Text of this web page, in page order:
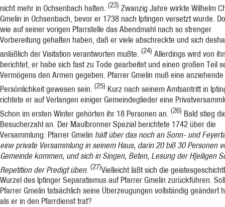
nicht mehr in Ochsenbach halten. (23) Zwanzig Jahre wirkte Wilhelm
Gmelin in Ochsenbach, bevor er 1738 nach Ip­tingen versetzt wurde.
wie auf seiner vorigen Pfarrstelle das Abendmahl nach so strenger
Vorbereitung gehalten haben, daß er viele abschreckte und sich
anläßlich der Visitation verantworten mußte. (24) Allerdings wird von
berichtet, er habe sich fast zu Tode gearbeitet und einen großen Teil
Vermögens den Armen gegeben. Pfarrer Gmelin muß eine anziehende
Persönlichkeit gewesen sein. (25) Kurz nach seinem Amtsantritt in
richtete er auf Verlangen einiger Gemeindeglieder eine
Schon im ersten Winter gehörten ihr 18 Personen an. (26) Bald stieg
Besucherzahl an. Der Maulbronner Spezial berichtete 1742 über die
Versammlung: Pfarrer Gmelin hält über das noch an Sonn- und
eine private Versammlung in seinem Haus, darin 20 biß 30 Personen
Gemeinde kommen, und sich in Singen, Beten, Lesung der H[eiligen
Repetition der Predigt üben. (27)Vielleicht läßt sich die
Wurzel des Iptinger Sepa­ratismus auf Pfarrer Gmelin zurückführen.
Pfarrer Gmelin tatsächlich seine Überzeugungen vollständig geändert
als er in den Pfarrdienst trat?